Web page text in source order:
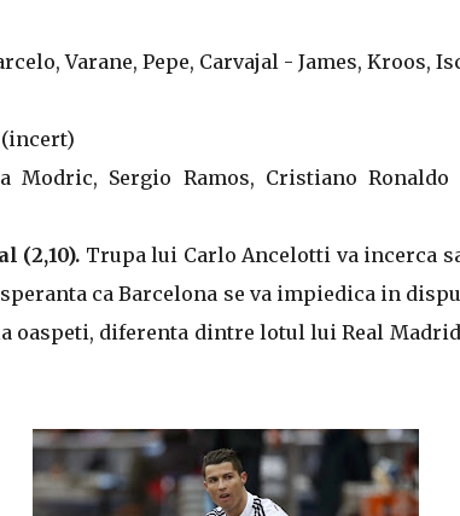
Varane, Pepe, Carvajal - James, Kroos,
(incert)
Modric, Sergio Ramos, Cristiano
(2,10). Trupa lui Carlo Ancelotti va incerca
ca Barcelona se va impiedica in
oaspeti, diferenta dintre lotul lui Real